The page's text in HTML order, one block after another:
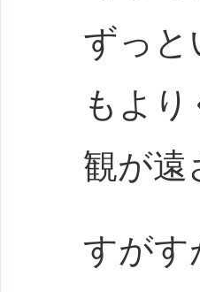
ずっと
もよ
観が遠
すがす